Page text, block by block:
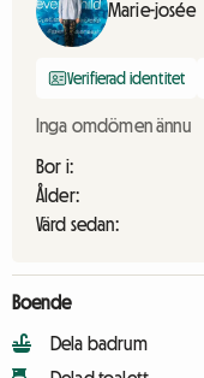
Marie-josée
Verifierad identitet
Inga omdömen ännu
Bor i:
Ålder:
Värd sedan:
Boende
Dela badrum